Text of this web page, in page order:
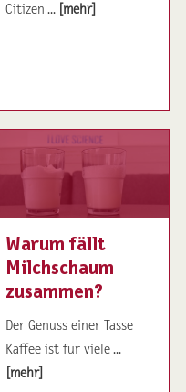
Citizen ... [mehr]
Warum fällt
Milchschaum
zusammen?
Der Genuss einer Tasse
Kaffee ist für viele ...
[mehr]